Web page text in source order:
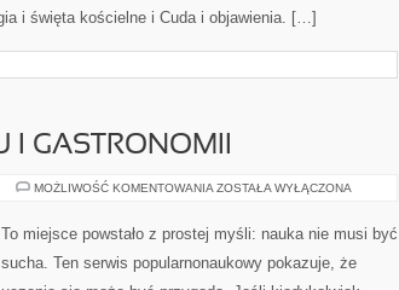
i święta kościelne i Cuda i objawienia. […]
I GASTRONOMII
MOŻLIWOŚĆ KOMENTOWANIA NAUKA
GASTRONOMII
ZOSTAŁA WYŁĄCZONA
To miejsce powstało z prostej myśli: nauka nie musi być
sucha. Ten serwis popularnonaukowy pokazuje, że